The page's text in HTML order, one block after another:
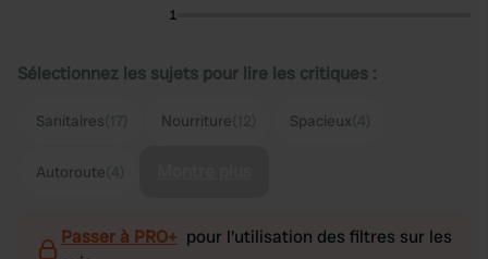
1
Sélectionnez les sujets pour lire les critiques :
Sanitaires Nourriture Spacieux
Autoroute
Passer à PRO+ pour l'utilisation des filtres sur les